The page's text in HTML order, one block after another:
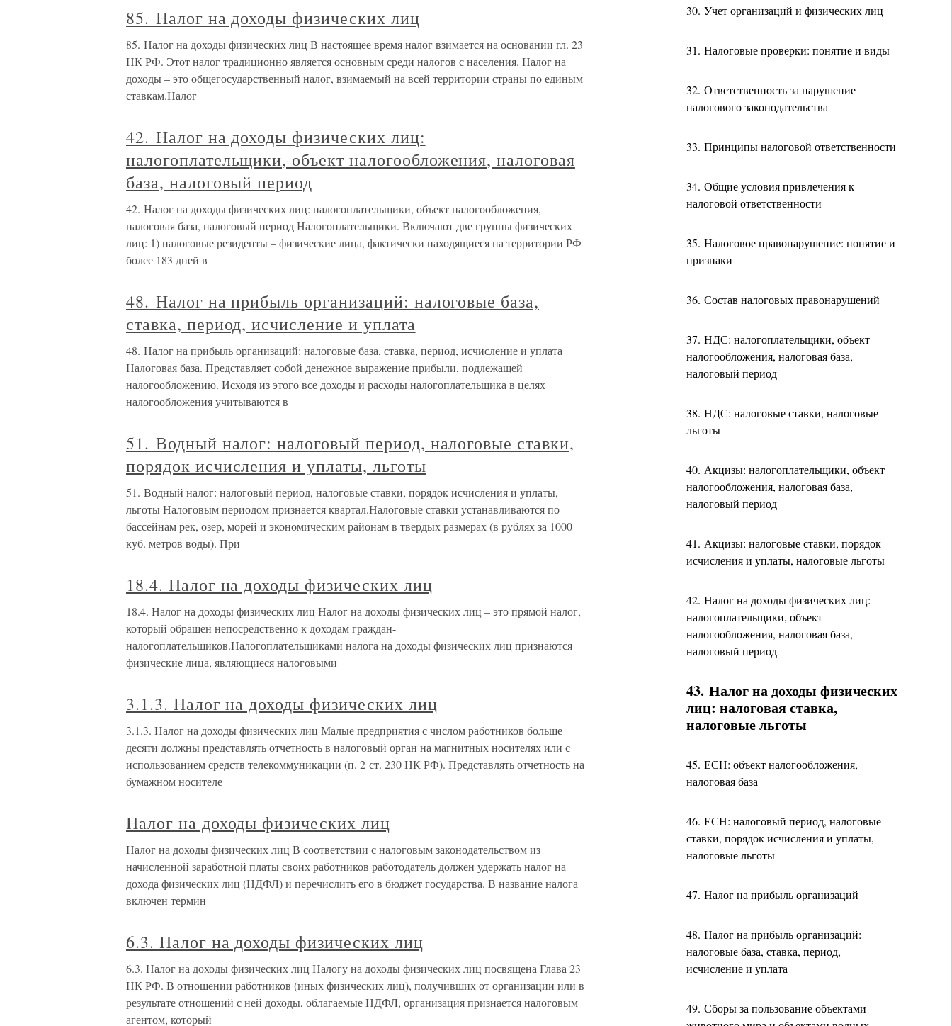
30. Учет организаций и физических лиц
31. Налоговые проверки: понятие и виды
32. Ответственность за нарушение
налогового законодательства
33. Принципы налоговой ответственности
34. Общие условия привлечения к
налоговой ответственности
35. Налоговое правонарушение: понятие и
признаки
36. Состав налоговых правонарушений
37. НДС: налогоплательщики, объект
налогообложения, налоговая база,
налоговый период
38. НДС: налоговые ставки, налоговые
льготы
40. Акцизы: налогоплательщики, объект
налогообложения, налоговая база,
налоговый период
41. Акцизы: налоговые ставки, порядок
исчисления и уплаты, налоговые льготы
42. Налог на доходы физических лиц:
налогоплательщики, объект
налогообложения, налоговая база,
налоговый период
43. Налог на доходы физических
лиц: налоговая ставка,
налоговые льготы
45. ЕСН: объект налогообложения,
налоговая база
46. ЕСН: налоговый период, налоговые
ставки, порядок исчисления и уплаты,
налоговые льготы
47. Налог на прибыль организаций
48. Налог на прибыль организаций:
налоговые база, ставка, период,
исчисление и уплата
49. Сборы за пользование объектами
85. Налог на доходы физических лиц
85. Налог на доходы физических лиц В настоящее время налог взимается на основании гл. 23
НК РФ. Этот налог традиционно является основным среди налогов с населения. Налог на
доходы – это общегосударственный налог, взимаемый на всей территории страны по единым
ставкам.Налог
42. Налог на доходы физических лиц:
налогоплательщики, объект налогообложения, налоговая
база, налоговый период
42. Налог на доходы физических лиц: налогоплательщики, объект налогообложения,
налоговая база, налоговый период Налогоплательщики. Включают две группы физических
лиц: 1) налоговые резиденты – физические лица, фактически находящиеся на территории РФ
более 183 дней в
48. Налог на прибыль организаций: налоговые база,
ставка, период, исчисление и уплата
48. Налог на прибыль организаций: налоговые база, ставка, период, исчисление и уплата
Налоговая база. Представляет собой денежное выражение прибыли, подлежащей
налогообложению. Исходя из этого все доходы и расходы налогоплательщика в целях
налогообложения учитываются в
51. Водный налог: налоговый период, налоговые ставки,
порядок исчисления и уплаты, льготы
51. Водный налог: налоговый период, налоговые ставки, порядок исчисления и уплаты,
льготы Налоговым периодом признается квартал.Налоговые ставки устанавливаются по
бассейнам рек, озер, морей и экономическим районам в твердых размерах (в рублях за 1000
куб. метров воды). При
18.4. Налог на доходы физических лиц
18.4. Налог на доходы физических лиц Налог на доходы физических лиц – это прямой налог,
который обращен непосредственно к доходам граждан-
налогоплательщиков.Налогоплательщиками налога на доходы физических лиц признаются
физические лица, являющиеся налоговыми
3.1.3. Налог на доходы физических лиц
3.1.3. Налог на доходы физических лиц Малые предприятия с числом работников больше
десяти должны представлять отчетность в налоговый орган на магнитных носителях или с
использованием средств телекоммуникации (п. 2 ст. 230 НК РФ). Представлять отчетность на
бумажном носителе
Налог на доходы физических лиц
Налог на доходы физических лиц В соответствии с налоговым законодательством из
начисленной заработной платы своих работников работодатель должен удержать налог на
дохода физических лиц (НДФЛ) и перечислить его в бюджет государства. В название налога
включен термин
6.3. Налог на доходы физических лиц
6.3. Налог на доходы физических лиц Налогу на доходы физических лиц посвящена Глава 23
НК РФ. В отношении работников (иных физических лиц), получивших от организации или в
результате отношений с ней доходы, облагаемые НДФЛ, организация признается налоговым
агентом, который